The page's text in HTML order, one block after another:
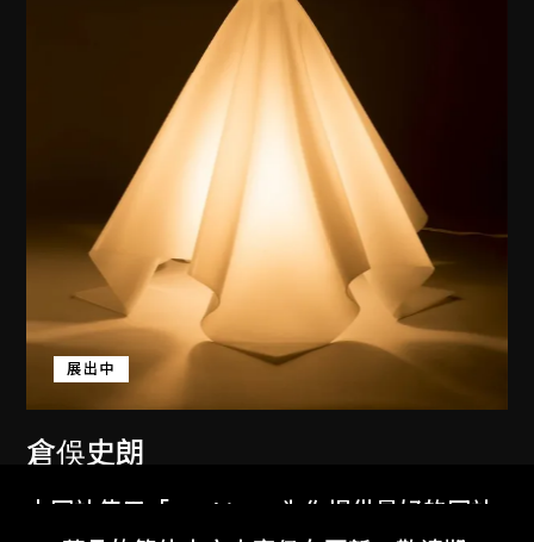
倉俁史朗
展出中
燈（Oba-Q）
1972
本网站使用「Cookies」为你提供最好的网站